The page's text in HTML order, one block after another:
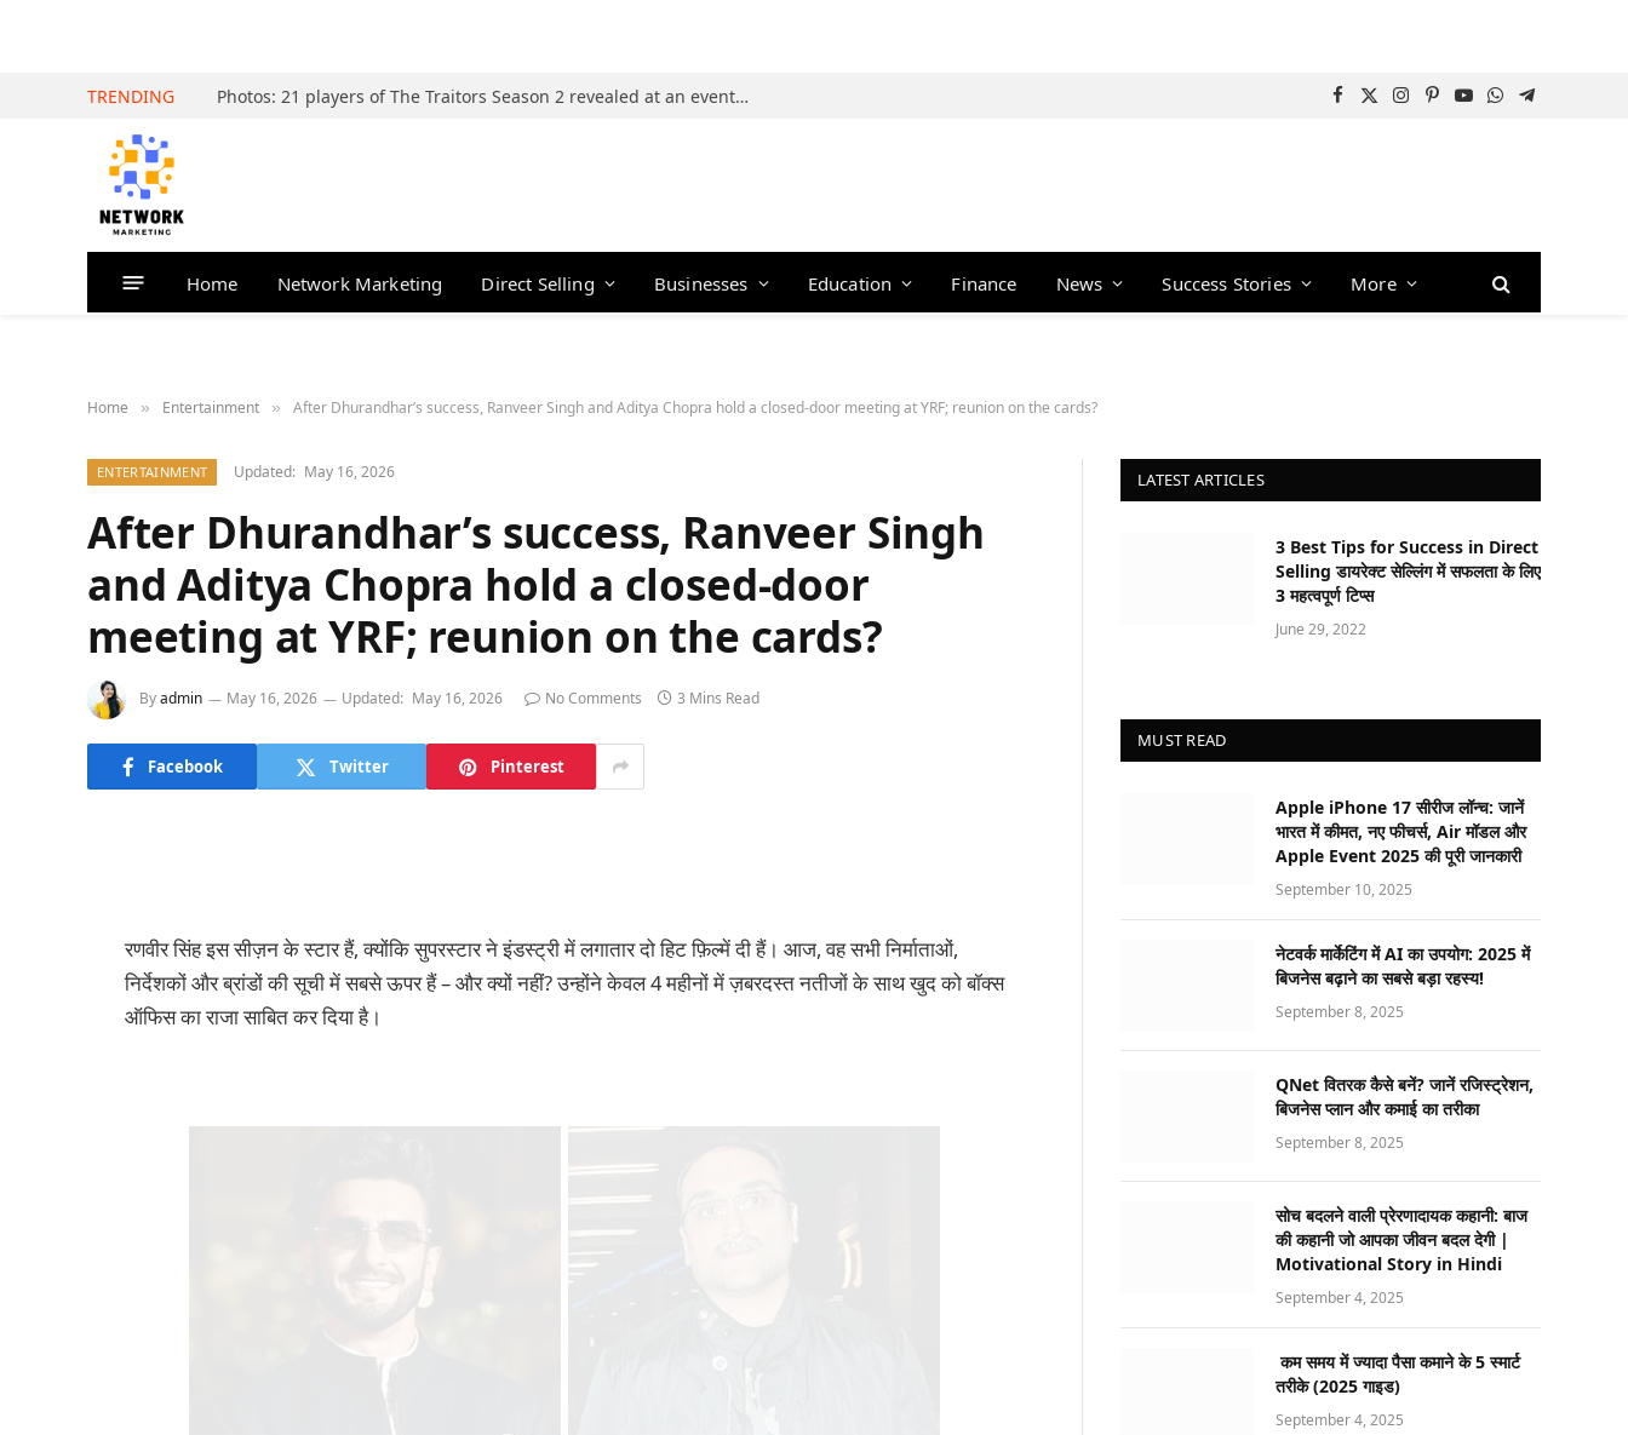
TRENDING Photos: 21 players of The Traitors Season 2 revealed at an event in Mumbai Facebook
X
Instagram
Pinterest
YouTube
WhatsApp
Telegram
Home Network Marketing Direct Selling Businesses Education Finance News Success Stories More
Home » Entertainment » After Dhurandhar’s success, Ranveer Singh and Aditya Chopra hold a closed-door meeting at YRF; reunion on the cards?
ENTERTAINMENT Updated: May 16, 2026
After Dhurandhar’s success, Ranveer Singh
and Aditya Chopra hold a closed-door
meeting at YRF; reunion on the cards?
Byadmin May 16, 2026 Updated: May 16, 2026 No Comments 3 Mins Read
Facebook Twitter Pinterest
रणवीर सिंह इस सीज़न के स्टार हैं, क्योंकि सुपरस्टार ने इंडस्ट्री में लगातार दो हिट फ़िल्में दी हैं। आज, वह सभी निर्माताओं,
निर्देशकों और ब्रांडों की सूची में सबसे ऊपर हैं – और क्यों नहीं? उन्होंने केवल 4 महीनों में ज़बरदस्त नतीजों के साथ खुद को बॉक्स
ऑफिस का राजा साबित कर दिया है।
LATEST ARTICLES
3 Best Tips for Success in Direct
Selling डायरेक्ट सेल्लिंग में सफलता के लिए
3 महत्वपूर्ण टिप्स
June 29, 2022
MUST READ
Apple iPhone 17 सीरीज लॉन्च: जानें
भारत में कीमत, नए फीचर्स, Air मॉडल और
Apple Event 2025 की पूरी जानकारी
September 10, 2025
नेटवर्क मार्केटिंग में AI का उपयोग: 2025 में
बिजनेस बढ़ाने का सबसे बड़ा रहस्य!
September 8, 2025
QNet वितरक कैसे बनें? जानें रजिस्ट्रेशन,
बिजनेस प्लान और कमाई का तरीका
September 8, 2025
सोच बदलने वाली प्रेरणादायक कहानी: बाज
की कहानी जो आपका जीवन बदल देगी |
Motivational Story in Hindi
September 4, 2025
कम समय में ज्यादा पैसा कमाने के 5 स्मार्ट
तरीके (2025 गाइड)
September 4, 2025